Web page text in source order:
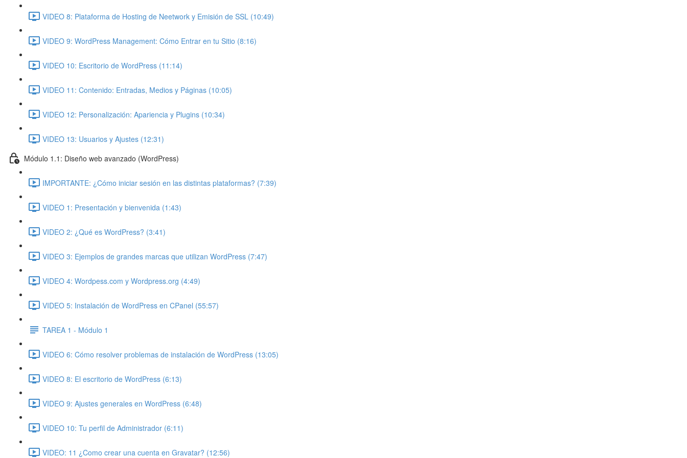
VIDEO 8: Plataforma de Hosting de Neetwork y Emisión de SSL (10:49)
VIDEO 9: WordPress Management: Cómo Entrar en tu Sitio (8:16)
VIDEO 10: Escritorio de WordPress (11:14)
VIDEO 11: Contenido: Entradas, Medios y Páginas (10:05)
VIDEO 12: Personalización: Apariencia y Plugins (10:34)
VIDEO 13: Usuarios y Ajustes (12:31)
Módulo 1.1: Diseño web avanzado (WordPress)
IMPORTANTE: ¿Cómo iniciar sesión en las distintas plataformas? (7:39)
VIDEO 1: Presentación y bienvenida (1:43)
VIDEO 2: ¿Qué es WordPress? (3:41)
VIDEO 3: Ejemplos de grandes marcas que utilizan WordPress (7:47)
VIDEO 4: Wordpess.com y Wordpress.org (4:49)
VIDEO 5: Instalación de WordPress en CPanel (55:57)
TAREA 1 - Módulo 1
VIDEO 6: Cómo resolver problemas de instalación de WordPress (13:05)
VIDEO 8: El escritorio de WordPress (6:13)
VIDEO 9: Ajustes generales en WordPress (6:48)
VIDEO 10: Tu perfil de Administrador (6:11)
VIDEO: 11 ¿Como crear una cuenta en Gravatar? (12:56)